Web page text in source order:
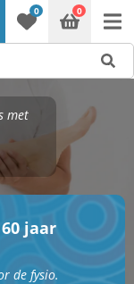
0 0
met
jaar
de fysio.